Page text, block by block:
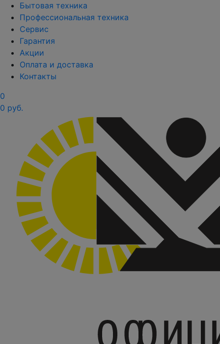
Бытовая техника
Профессиональная техника
Сервис
Гарантия
Акции
Оплата и доставка
Контакты
0
0 руб.